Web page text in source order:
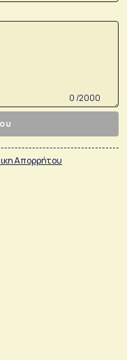
0 /2000
Απορρήτου